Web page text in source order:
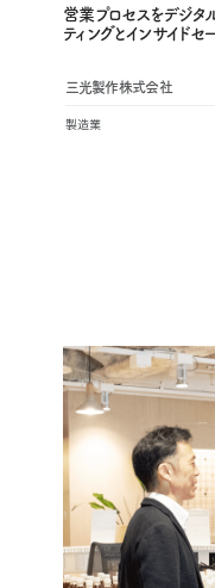
営業プロセスをデジタ
ティングとインサイド
三光製作株式会社
製造業